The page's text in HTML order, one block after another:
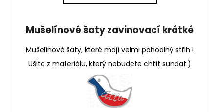
Mušelínové šaty zavinovací krátké
Mušelínové šaty, které mají velmi pohodlný střih.!
Ušito z materiálu, který nebudete chtít sundat:)